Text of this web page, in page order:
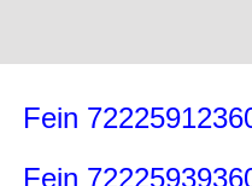
Fein
Fein